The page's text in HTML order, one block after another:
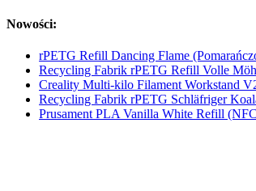
Nowości:
rPETG Refill Dancing Flame
Recycling Fabrik rPETG Refill Volle
Creality Multi-kilo Filament Workstand
Recycling Fabrik rPETG Schläfriger
Prusament PLA Vanilla White Refill